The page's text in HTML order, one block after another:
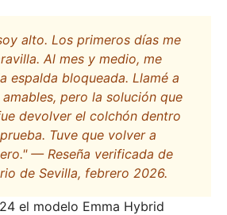
alto. Los primeros días me
Al mes y medio, me
espalda bloqueada. Llamé a
pero la solución que
devolver el colchón dentro
Tuve que volver a
— Reseña verificada de
de Sevilla, febrero 2026.
el modelo Emma Hybrid